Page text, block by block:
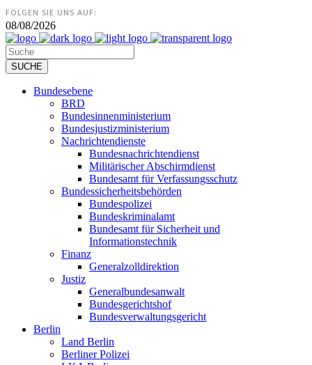
FOLGEN SIE UNS AUF:
08/08/2026
Bundesebene
BRD
Bundesinnenministerium
Bundesjustizministerium
Nachrichtendienste
Bundesnachrichtendienst
Militärischer Abschirmdienst
Bundesamt für Verfassungsschutz
Bundessicherheitsbehörden
Bundespolizei
Bundeskriminalamt
Bundesamt für Sicherheit und
Informationstechnik
Finanz
Generalzolldirektion
Justiz
Generalbundesanwalt
Bundesgerichtshof
Bundesverwaltungsgericht
Berlin
Land Berlin
Berliner Polizei